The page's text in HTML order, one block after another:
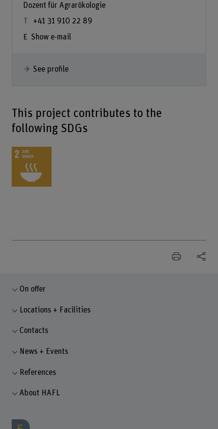
Dozent für Agrarökologie
+41 31 910 22 89
Show e-mail
See profile
This project contributes to the
following SDGs
On offer
Locations + Facilities
Contacts
News + Events
References
About HAFL